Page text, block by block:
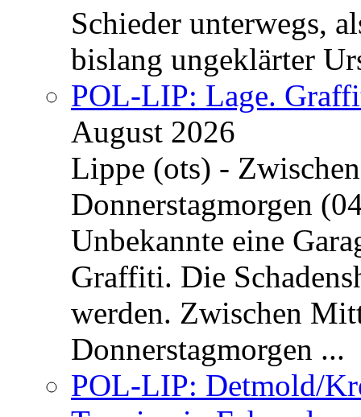
Schieder unterwegs,
bislang ungeklärter
POL-LIP: Lage.
August 2026
Lippe (ots) -
Donnerstagmorgen
Unbekannte eine
Graffiti. Die
werden. Zwischen
Donnerstagmorgen ...
POL-LIP: Detmold/